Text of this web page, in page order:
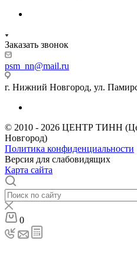
Заказать звонок
psm_nn@mail.ru
г. Нижний Новгород, ул.
© 2010 - 2026 ЦЕНТР ТИНН
Новгород)
Политика конфиденциальности
Версия для слабовидящих
Карта сайта
0